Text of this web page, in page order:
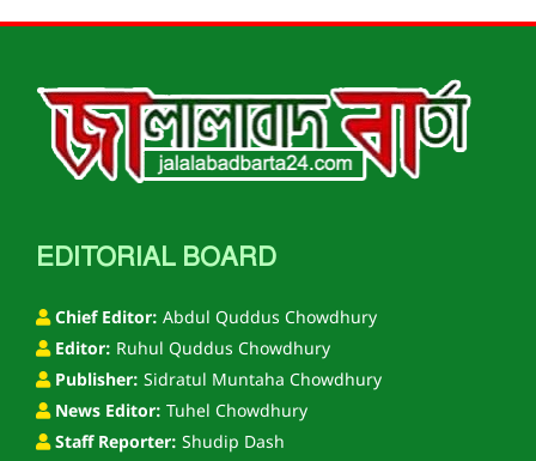
EDITORIAL BOARD
Chief Editor: Abdul Quddus Chowdhury
Editor: Ruhul Quddus Chowdhury
Publisher: Sidratul Muntaha Chowdhury
News Editor: Tuhel Chowdhury
Staff Reporter: Shudip Dash